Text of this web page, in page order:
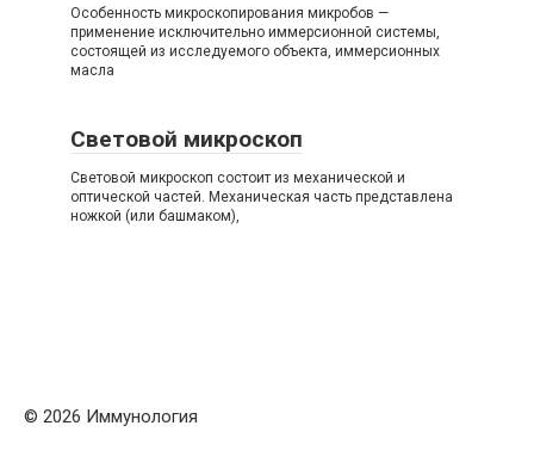
Особенность микроскопирования микробов —
применение исключительно иммерсионной системы,
состоящей из исследуемого объекта, иммерсионных
масла
Световой микроскоп
Световой микроскоп состоит из механической и
оптической частей. Механическая часть представлена
ножкой (или башмаком),
© 2026 Иммунология